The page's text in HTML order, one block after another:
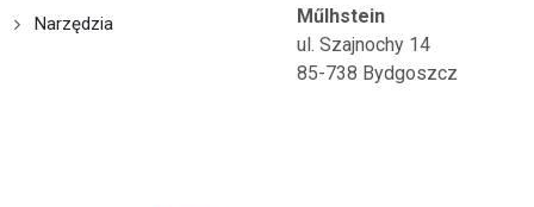
Narzędzia
Műlhstein
ul. Szajnochy 14
85-738 Bydgoszcz